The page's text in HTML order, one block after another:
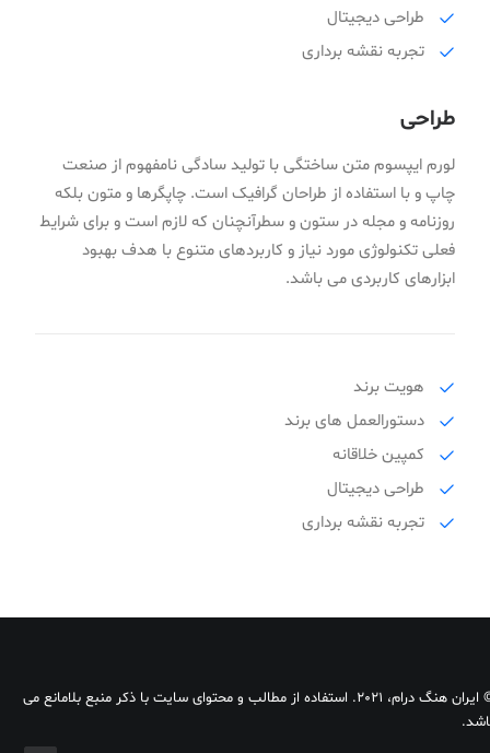
طراحی دیجیتال
تجربه نقشه برداری
طراحی
لورم ایپسوم متن ساختگی با تولید سادگی نامفهوم از صنعت
چاپ و با استفاده از طراحان گرافیک است. چاپگرها و متون بلکه
روزنامه و مجله در ستون و سطرآنچنان که لازم است و برای شرایط
فعلی تکنولوژی مورد نیاز و کاربردهای متنوع با هدف بهبود
ابزارهای کاربردی می باشد.
هویت برند
دستورالعمل های برند
کمپین خلاقانه
طراحی دیجیتال
تجربه نقشه برداری
© ایران هنگ درام، 2021. استفاده از مطالب و محتوای سایت با ذکر منبع بلامانع می